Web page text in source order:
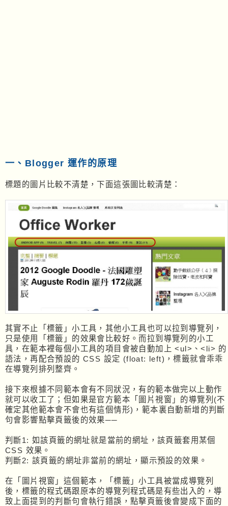
一、Blogger 運作的原理
標題的圖片比較不清楚，下面這張圖比較清楚：
其實不止「標籤」小工具，其他小工具也可以拉到導覽列，
只是使用「標籤」的效果會比較好。而拉到導覽列的小工
具，在範本裡每個小工具的項目會被自動加上 <ul>、<li> 的
語法，再配合預設的 CSS 設定 (float: left)，標籤就會乖乖
在導覽列排列整齊。
接下來根據不同範本會有不同狀況，有的範本做完以上動作
就可以收工了；但如果是官方範本「圖片視窗」的導覽列(不
確定其他範本會不會也有這個情形)，範本裏自動新增的判斷
句會影響點擊頁籤後的效果──
判斷1: 如該頁籤的網址就是當前的網址，該頁籤套用某個
CSS 效果。
判斷2: 該頁籤的網址非當前的網址，顯示預設的效果。
在「圖片視窗」這個範本，「標籤」小工具被當成導覽列
後，標籤的程式碼跟原本的導覽列程式碼是有些出入的，導
致上面提到的判斷句會執行錯誤，點擊頁籤後會變成下面的